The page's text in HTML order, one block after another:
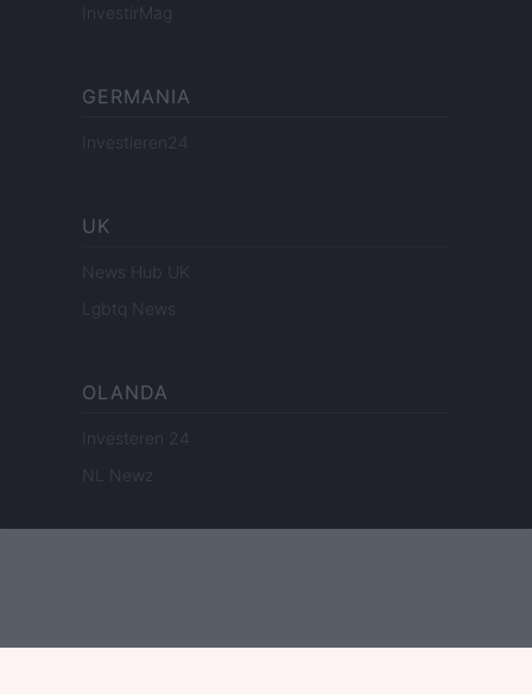
InvestirMag
GERMANIA
Investieren24
UK
News Hub UK
Lgbtq News
OLANDA
Investeren 24
NL Newz